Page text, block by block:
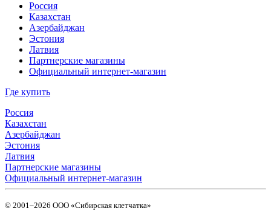
Россия
Казахстан
Азербайджан
Эстония
Латвия
Партнерские магазины
Официальный интернет-магазин
Где купить
Россия
Казахстан
Азербайджан
Эстония
Латвия
Партнерские магазины
Официальный интернет-магазин
© 2001–2026 ООО «Сибирская клетчатка»